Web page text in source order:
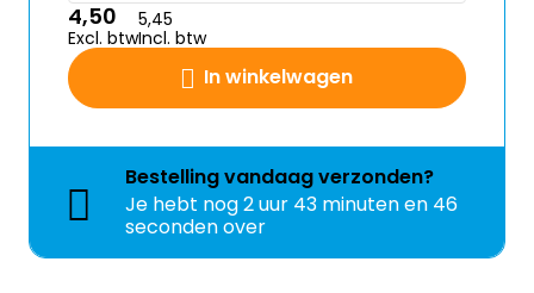
In winkelwagen
4,50
Excl. btw
5,45
Incl. btw
Bestellingvandaagverzonden?
Je hebt nog2 uur 43 minuten en 45
seconden over